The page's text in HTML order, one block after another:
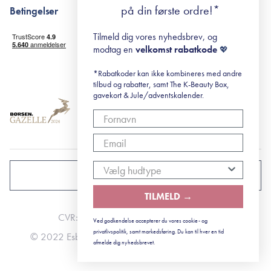
Black Friday
Betingelser
Levering og returnering
Handelsbetingelser
Abonnementsbetingelser
DANMARK
© 2022 Esbjerg - Storstrømsvej 42, 6715 Esbjerg N
CVR: 41492252
på din første ordre!*
Tilmeld dig vores nyhedsbrev, og
modtag en velkomst rabatkode 💖
*Rabatkoder kan ikke kombineres med andre
tilbud og rabatter, samt The K-Beauty Box,
gavekort & Jule/adventskalender.
TILMELD →
Ved godkendelse accepterer du vores cookie- og
privatlivspolitik, samt markedsføring. Du kan til hver en tid
afmelde dig nyhedsbrevet.